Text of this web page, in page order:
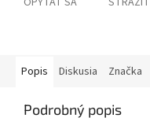
Popis Diskusia Značka
Podrobný popis